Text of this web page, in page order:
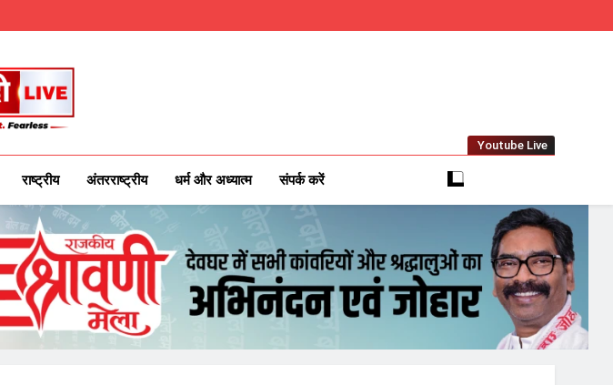
– Jharkhand's Leading Local News Network
Youtube Live
राष्ट्रीय अंतरराष्ट्रीय धर्म और अध्यात्म संपर्क करें